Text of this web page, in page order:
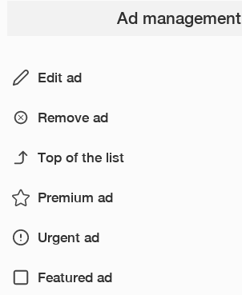
Ad management
Edit ad
Remove ad
Top of the list
Premium ad
Urgent ad
Featured ad